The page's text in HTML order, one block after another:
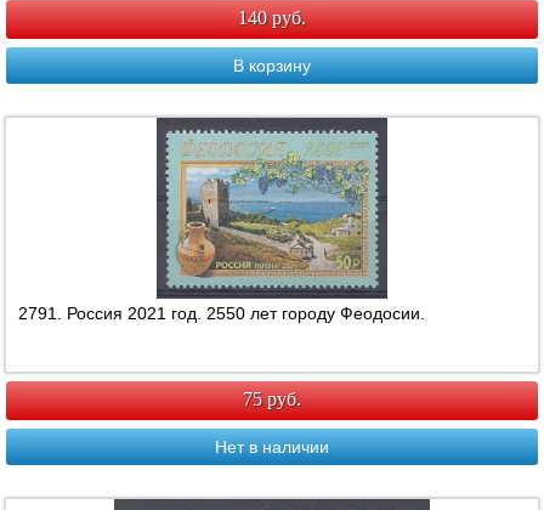
140 руб.
В корзину
2791. Россия 2021 год. 2550 лет городу Феодосии.
75 руб.
Нет в наличии